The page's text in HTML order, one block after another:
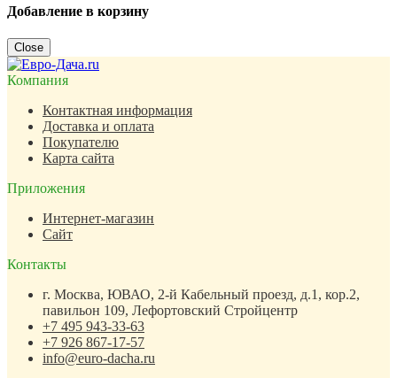
Добавление в корзину
Close
Компания
Контактная информация
Доставка и оплата
Покупателю
Карта сайта
Приложения
Интернет-магазин
Сайт
Контакты
г. Москва, ЮВАО, 2-й Кабельный проезд, д.1, кор.2,
павильон 109, Лефортовский Стройцентр
+7 495 943-33-63
+7 926 867-17-57
info@euro-dacha.ru